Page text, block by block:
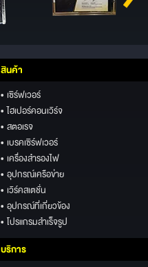
สินค้า
• เซิร์ฟเวอร์
• ไฮเปอร์คอนเวิร์จ
• สตอเรจ
• เบรคเซิร์ฟเวอร์
• เครื่องสำรองไฟ
• อุปกรณ์เครือข่าย
• เวิร์คสเตชั่น
• อุปกรณ์ที่เกี่ยวข้อง
• โปรแกรมสำเร็จรูป
บริการ